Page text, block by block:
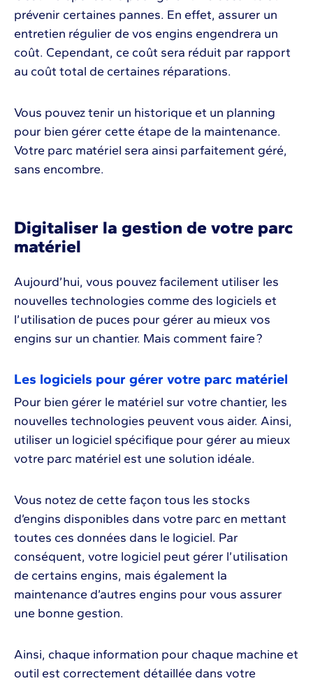
prévenir certaines pannes. En effet, assurer un
entretien régulier de vos engins engendrera un
coût. Cependant, ce coût sera réduit par rapport
au coût total de certaines réparations.
Vous pouvez tenir un historique et un planning
pour bien gérer cette étape de la maintenance.
Votre parc matériel sera ainsi parfaitement géré,
sans encombre.
Digitaliser la gestion de votre parc
matériel
Aujourd’hui, vous pouvez facilement utiliser les
nouvelles technologies comme des logiciels et
l’utilisation de puces pour gérer au mieux vos
engins sur un chantier. Mais comment faire ?
Les logiciels pour gérer votre parc matériel
Pour bien gérer le matériel sur votre chantier, les
nouvelles technologies peuvent vous aider. Ainsi,
utiliser un logiciel spécifique pour gérer au mieux
votre parc matériel est une solution idéale.
Vous notez de cette façon tous les stocks
d’engins disponibles dans votre parc en mettant
toutes ces données dans le logiciel. Par
conséquent, votre logiciel peut gérer l’utilisation
de certains engins, mais également la
maintenance d’autres engins pour vous assurer
une bonne gestion.
Ainsi, chaque information pour chaque machine et
outil est correctement détaillée dans votre